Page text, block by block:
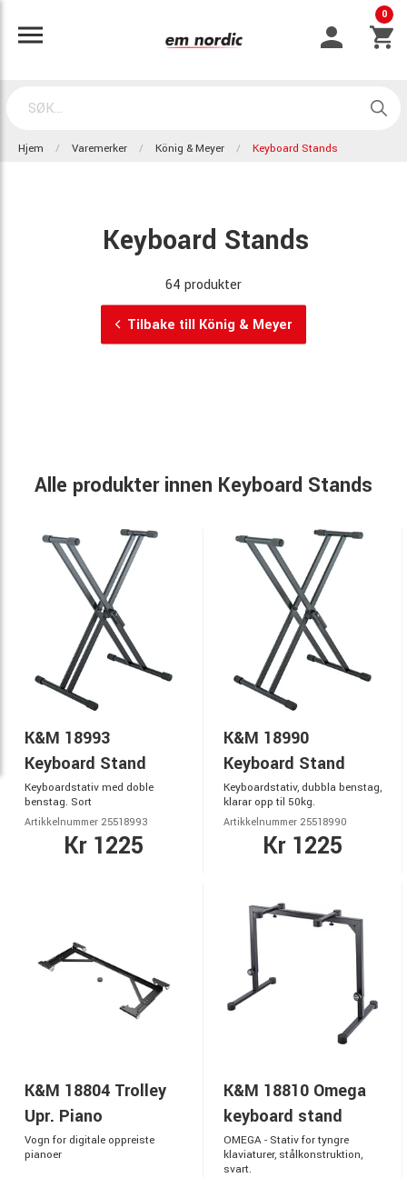
0
Hjem Varemerker König & Meyer Keyboard Stands
Keyboard Stands
64 produkter
Tilbake till König & Meyer
Alle produkter innen Keyboard Stands
K&M 18993
Keyboard Stand
Keyboardstativ med doble
benstag. Sort
Artikkelnummer 25518993
Kr 1225
K&M 18990
Keyboard Stand
Keyboardstativ, dubbla benstag,
klarar opp til 50kg.
Artikkelnummer 25518990
Kr 1225
K&M 18804 Trolley
Upr. Piano
Vogn for digitale oppreiste
pianoer
K&M 18810 Omega
keyboard stand
OMEGA - Stativ for tyngre
klaviaturer, stålkonstruktion,
svart.